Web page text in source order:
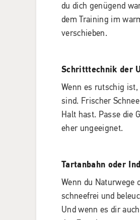
du dich genügend
dem Training im
verschieben.
Schritttechnik der
Wenn es rutschig
sind. Frischer
Halt hast. Passe die
eher ungeeignet.
Tartanbahn oder
Wenn du Naturwege
schneefrei und
Und wenn es dir